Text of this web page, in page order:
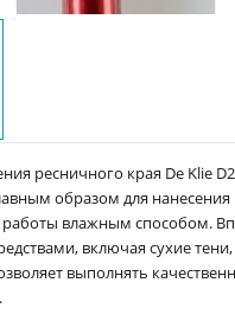
ресничного края De Klie
образом для
работы влажным способом.
включая сухие
выполнять